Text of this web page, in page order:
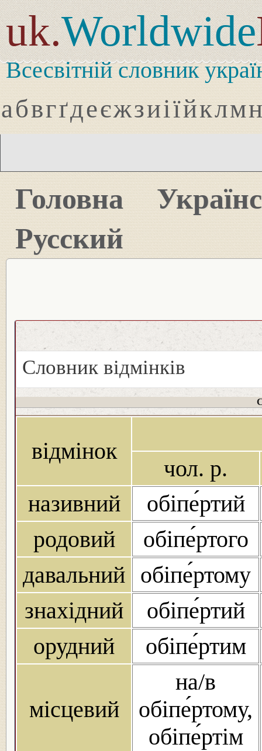
uk.Worldwide
Всесвітній словник
абвгґдеєжзиіїйклмн
Головна
Русский
Словник відмінків
відмінок
чол. р.
називний
обіпе́ртий
родовий
обіпе́ртого
давальний обіпе́ртому
знахідний
обіпе́ртий
орудний
обіпе́ртим
місцевий
на/в
обіпе́ртому,
обіпе́ртім